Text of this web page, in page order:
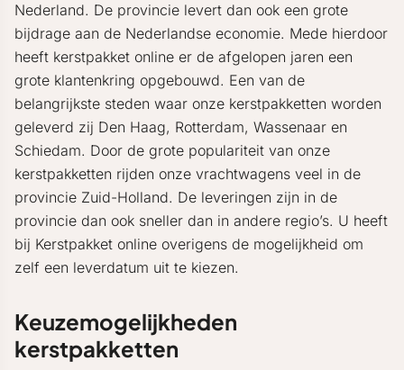
Nederland. De provincie levert dan ook een grote
bijdrage aan de Nederlandse economie. Mede hierdoor
heeft kerstpakket online er de afgelopen jaren een
grote klantenkring opgebouwd. Een van de
belangrijkste steden waar onze kerstpakketten worden
geleverd zij Den Haag, Rotterdam, Wassenaar en
Schiedam. Door de grote populariteit van onze
kerstpakketten rijden onze vrachtwagens veel in de
provincie Zuid-Holland. De leveringen zijn in de
provincie dan ook sneller dan in andere regio’s. U heeft
bij Kerstpakket online overigens de mogelijkheid om
zelf een leverdatum uit te kiezen.
Keuzemogelijkheden
kerstpakketten